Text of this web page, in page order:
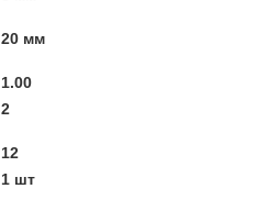
20 мм
1.00
2
12
1 шт